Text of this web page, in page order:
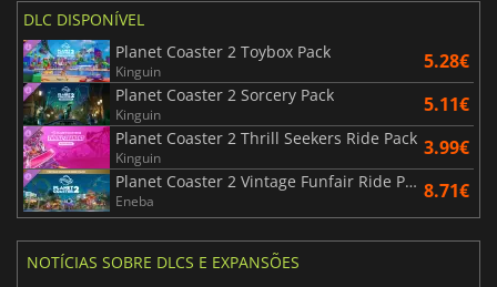
DLC DISPONÍVEL
Planet Coaster 2 Toybox Pack
Kinguin 5.28€
Planet Coaster 2 Sorcery Pack
Kinguin 5.11€
Planet Coaster 2 Thrill Seekers Ride Pack
Kinguin 3.99€
Planet Coaster 2 Vintage Funfair Ride Pack
Eneba 8.71€
NOTÍCIAS SOBRE DLCS E EXPANSÕES